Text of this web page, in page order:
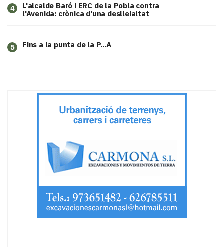
4
L'alcalde Baró i ERC de la Pobla contra
l'Avenida: crònica d'una deslleialtat
5 Fins a la punta de la P...A